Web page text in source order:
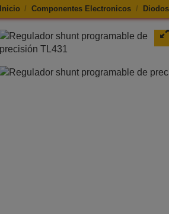
Inicio Componentes Electronicos Diodos
Ampliar imagen de TL431